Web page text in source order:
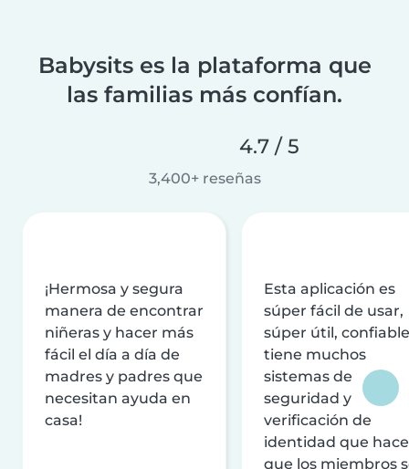
Babysits es la plataforma que
las familias más confían.
4.7 / 5
3,400+ reseñas
¡Hermosa y segura
manera de encontrar
niñeras y hacer más
fácil el día a día de
madres y padres que
necesitan ayuda en
casa!
Esta aplicación es
súper fácil de usar,
súper útil,
tiene muchos
sistemas de
seguridad y
verificación de
identidad que
que los miembros